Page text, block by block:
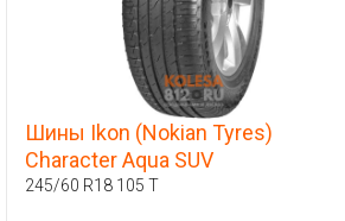
Шины Ikon (Nokian Tyres)
Character Aqua SUV
245/60 R18 105 T